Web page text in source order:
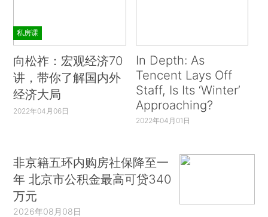
私房课
向松祚：宏观经济70
讲，带你了解国内外
经济大局
2022年04月06日
In Depth: As
Tencent Lays Off
Staff, Is Its ‘Winter’
Approaching?
2022年04月01日
非京籍五环内购房社保降至一
年 北京市公积金最高可贷340
万元
2026年08月08日